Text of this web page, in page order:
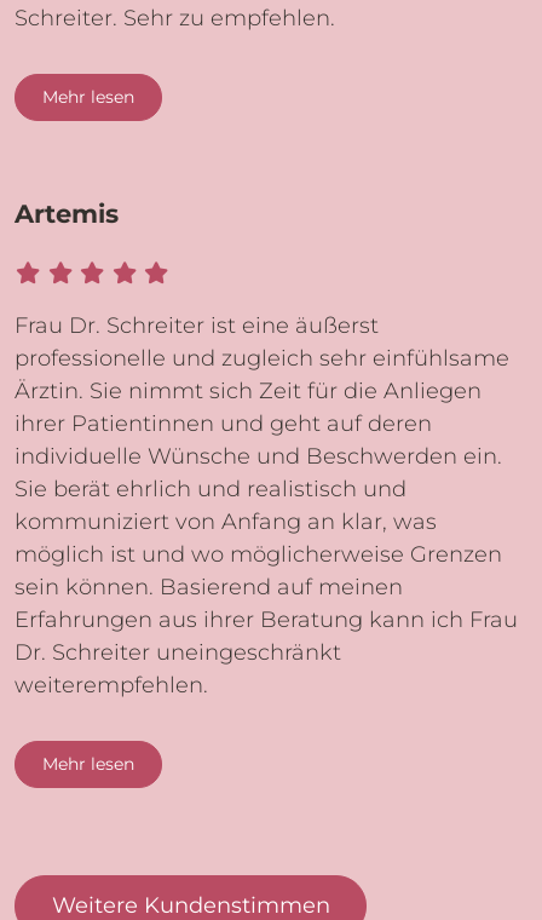
Schreiter. Sehr zu empfehlen.
Mehr lesen
Artemis
Frau Dr. Schreiter ist eine äußerst
professionelle und zugleich sehr einfühlsame
Ärztin. Sie nimmt sich Zeit für die Anliegen
ihrer Patientinnen und geht auf deren
individuelle Wünsche und Beschwerden ein.
Sie berät ehrlich und realistisch und
kommuniziert von Anfang an klar, was
möglich ist und wo möglicherweise Grenzen
sein können. Basierend auf meinen
Erfahrungen aus ihrer Beratung kann ich Frau
Dr. Schreiter uneingeschränkt
weiterempfehlen.
Mehr lesen
Weitere Kundenstimmen